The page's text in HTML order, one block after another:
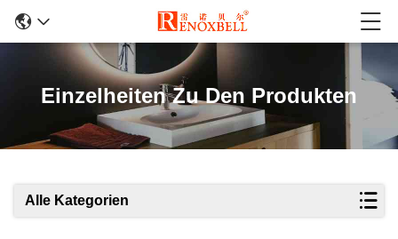
Einzelheiten Zu Den Produkten
Alle Kategorien